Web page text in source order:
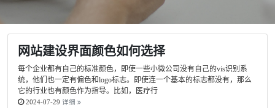
网站建设界面颜色如何选择
每个企业都有自己的标准颜色，即使一些小微公司没有自己的vis识别系
统，他们也一定有偏色和logo标志。即使连一个基本的标志都没有，那么
它的行业也有颜色作为指导。比如，医疗行
2024-07-29 详细